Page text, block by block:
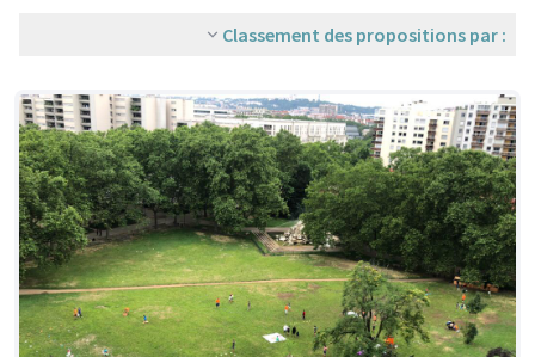
Classement des propositions par :